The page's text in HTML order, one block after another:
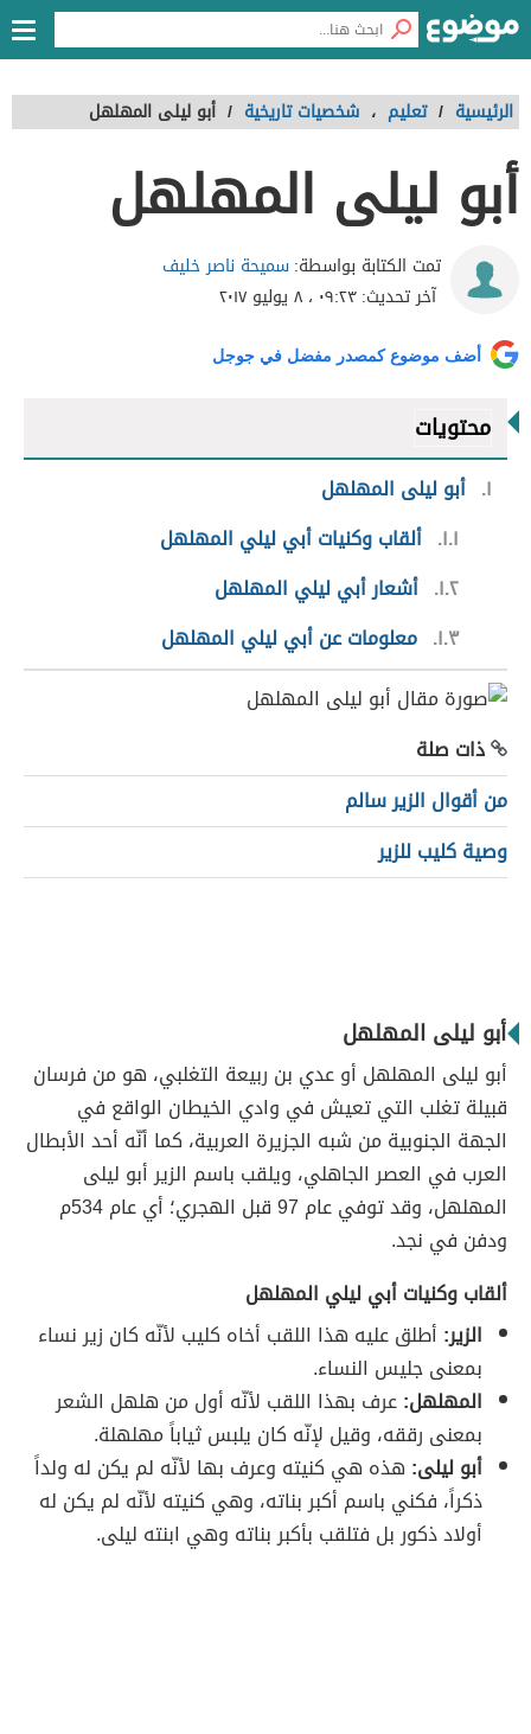
الرئيسية / تعليم ، شخصيات تاريخية / أبو ليلى المهلهل
أبو ليلى المهلهل
تمت الكتابة بواسطة:سميحة ناصر خليف
آخر تحديث:٠٩:٢٣ ، ٨ يوليو ٢٠١٧
أضف موضوع كمصدر مفضل في جوجل
محتويات
١ أبو ليلى المهلهل
١.١ ألقاب وكنيات أبي ليلي المهلهل
١.٢ أشعار أبي ليلي المهلهل
١.٣ معلومات عن أبي ليلي المهلهل
ذات صلة
من أقوال الزير سالم
وصية كليب للزير
أبو ليلى المهلهل
أبو ليلى المهلهل أو عدي بن ربيعة التغلبي، هو من فرسان
قبيلة تغلب التي تعيش في وادي الخيطان الواقع في
الجهة الجنوبية من شبه الجزيرة العربية، كما أنّه أحد الأبطال
العرب في العصر الجاهلي، ويلقب باسم الزير أبو ليلى
المهلهل، وقد توفي عام 97 قبل الهجري؛ أي عام 534م
ودفن في نجد.
ألقاب وكنيات أبي ليلي المهلهل
الزير: أطلق عليه هذا اللقب أخاه كليب لأنّه كان زير نساء
بمعنى جليس النساء.
المهلهل:عرف بهذا اللقب لأنّه أول من هلهل الشعر
بمعنى رققه، وقيل لإنّه كان يلبس ثياباً مهلهلة.
أبو ليلى: هذه هي كنيته وعرف بها لأنّه لم يكن له ولداً
ذكراً، فكني باسم أكبر بناته، وهي كنيته لأنّه لم يكن له
أولاد ذكور بل فتلقب بأكبر بناته وهي ابنته ليلى.